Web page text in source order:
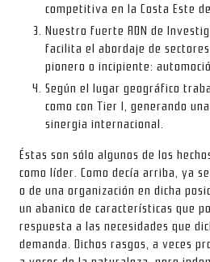
competitiva en la Costa Este
Nuestro fuerte ADN de
facilita el abordaje de
pionero o incipiente:
Según el lugar geográfico
como con Tier 1, generando
sinergia internacional.
Éstas son sólo algunos de los hechos
como líder. Como decía arriba, ya
o de una organización en dicha
un abanico de características que
respuesta a las necesidades que
demanda. Dichos rasgos, a veces